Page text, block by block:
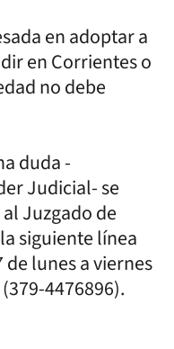
en adoptar a
en Corrientes o
no debe
duda -
Judicial- se
Juzgado de
siguiente línea
lunes a viernes
4476896).